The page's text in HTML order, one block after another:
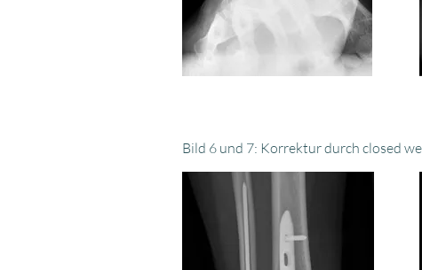
Bild 6 und 7: Korrektur durch closed